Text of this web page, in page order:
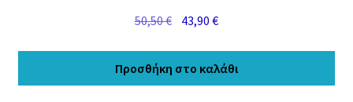
50,50€ Original
50,50 €.
43,90€Η
είναι:
Προσθήκη στο καλάθι